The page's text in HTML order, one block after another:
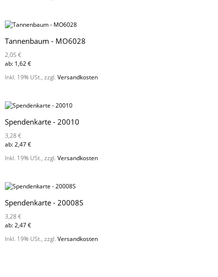
Tannenbaum - MO6028
2,05 €
ab: 1,62 €
Inkl. 19% USt., zzgl. Versandkosten
Spendenkarte - 20010
3,28 €
ab:2,47 €
Inkl. 19% USt., zzgl. Versandkosten
Spendenkarte - 20008S
3,28 €
ab:2,47 €
Inkl. 19% USt., zzgl. Versandkosten